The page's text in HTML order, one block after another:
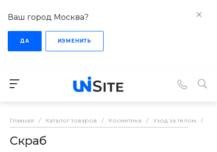
Ваш город Москва?
ДА ИЗМЕНИТЬ
Главная / Каталог товаров / Косметика / Уход за телом /
Скраб